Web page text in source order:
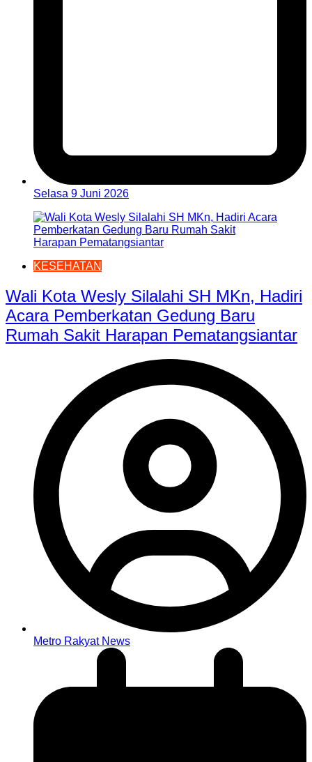
Selasa 9 Juni 2026
KESEHATAN
Wali Kota Wesly Silalahi SH MKn, Hadiri
Acara Pemberkatan Gedung Baru
Rumah Sakit Harapan Pematangsiantar
Metro Rakyat News